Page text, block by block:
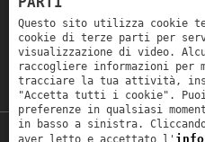
Ho letto
trattamento dei miei
finalità ivi indicate *
Questo sito utilizza cookie
cookie di terze parti per
visualizzazione di video.
raccogliere informazioni
tracciare la tua attività,
"Accetta tutti i cookie".
preferenze in qualsiasi
in basso a sinistra.
aver letto e accettato l'